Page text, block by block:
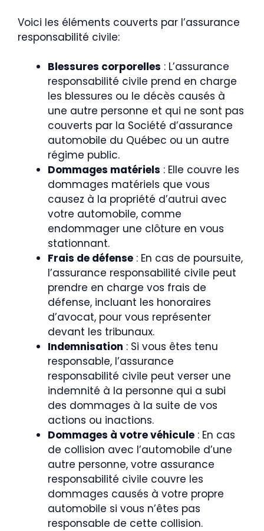
Voici les éléments couverts par l’assurance
responsabilité civile:
Blessures corporelles : L’assurance
responsabilité civile prend en charge
les blessures ou le décès causés à
une autre personne et qui ne sont pas
couverts par la Société d’assurance
automobile du Québec ou un autre
régime public.
Dommages matériels : Elle couvre les
dommages matériels que vous
causez à la propriété d’autrui avec
votre automobile, comme
endommager une clôture en vous
stationnant.
Frais de défense : En cas de poursuite,
l’assurance responsabilité civile peut
prendre en charge vos frais de
défense, incluant les honoraires
d’avocat, pour vous représenter
devant les tribunaux.
Indemnisation : Si vous êtes tenu
responsable, l’assurance
responsabilité civile peut verser une
indemnité à la personne qui a subi
des dommages à la suite de vos
actions ou inactions.
Dommages à votre véhicule : En cas
de collision avec l’automobile d’une
autre personne, votre assurance
responsabilité civile couvre les
dommages causés à votre propre
automobile si vous n’êtes pas
responsable de cette collision.